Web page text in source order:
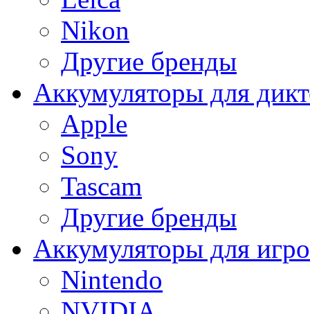
Nikon
Другие бренды
Аккумуляторы для
Apple
Sony
Tascam
Другие бренды
Аккумуляторы для
Nintendo